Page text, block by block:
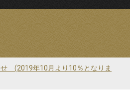
(2019年10月より10％となりま